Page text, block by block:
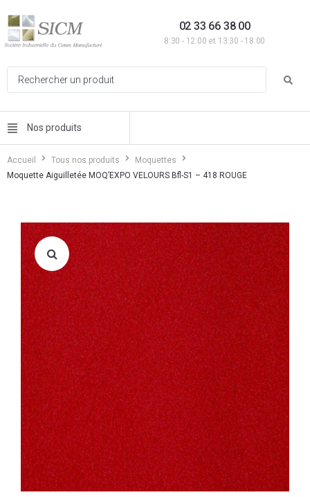
02 33 66 38 00
8:30 - 12:00 et 13:30 - 18:00
Nos produits
Accueil Tous nos produits
Moquettes
Moquette Aiguilletée MOQ’EXPO VELOURS Bfl-S1 – 418 ROUGE